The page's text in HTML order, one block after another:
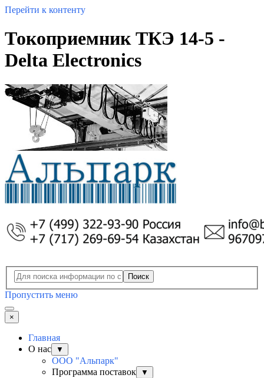
Перейти к контенту
Токоприемник ТКЭ 14-5 -
Delta Electronics
Поиск
Пропустить меню
×
Главная
О нас
▼
ООО "Альпарк"
Программа поставок
▼